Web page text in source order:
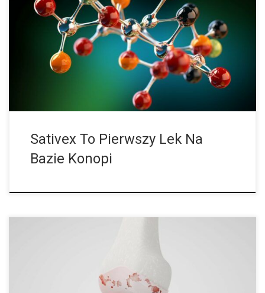
Sativex był pierwszym lekiem na bazie konopi, który został
dopuszczony do obrotu w Polsce. Jest to standaryzowany
ekstrakt z konopi zawierający zarówno THC, jak i CBD. Sativex
został dopuszczony do […]
Sativex To Pierwszy Lek Na
Bazie Konopi
Osoby cierpiące na chorobę zwyrodnieniową stawów często
odczuwają ból i obrzęk stawów oraz pewien stopień sztywności